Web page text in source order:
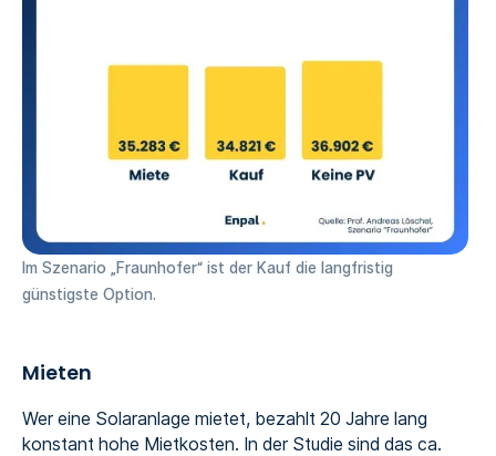
Im Szenario „Fraunhofer“ ist der Kauf die langfristig
günstigste Option.
Mieten
Wer eine Solaranlage mietet, bezahlt 20 Jahre lang
konstant hohe Mietkosten. In der Studie sind das ca.